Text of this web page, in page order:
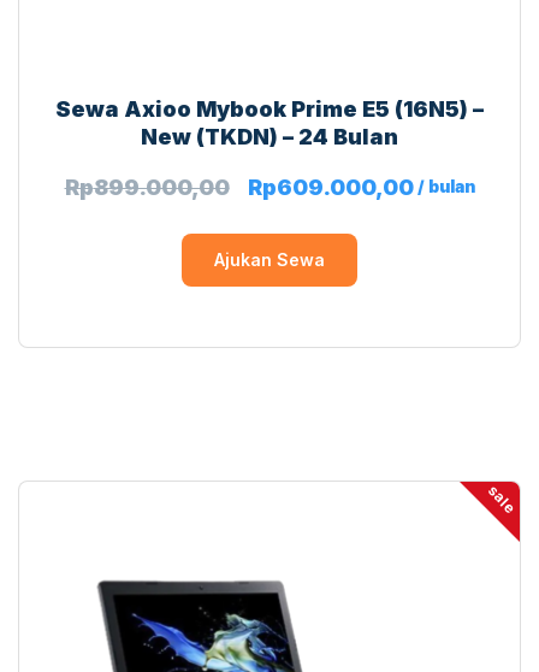
Sewa Axioo Mybook Prime E5 (16N5) –
New (TKDN) – 24 Bulan
Rp899.000,00 Rp609.000,00/ bulan
Ajukan Sewa
sale